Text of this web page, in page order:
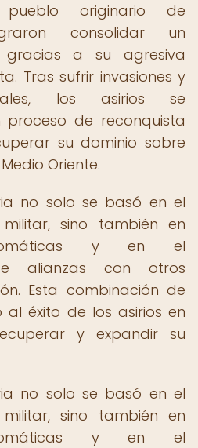
originario de
consolidar un
gracias a su agresiva
Tras sufrir invasiones y
los asirios se
de reconquista
su dominio sobre
Oriente.
no solo se basó en el
sino también en
y en el
alianzas con otros
Esta combinación de
éxito de los asirios en
y expandir su
no solo se basó en el
sino también en
y en el